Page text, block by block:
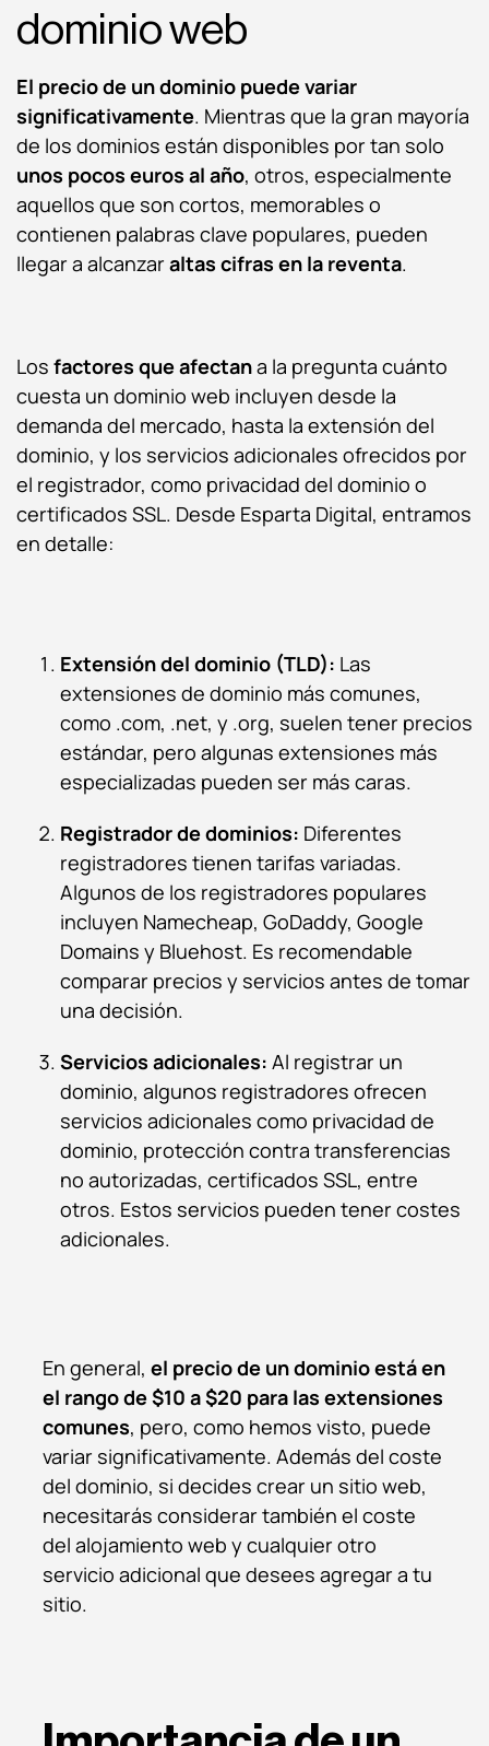
dominio web
El precio de un dominio puede variar
significativamente. Mientras que la gran mayoría
de los dominios están disponibles por tan solo
unos pocos euros al año, otros, especialmente
aquellos que son cortos, memorables o
contienen palabras clave populares, pueden
llegar a alcanzar altas cifras en la reventa.
Los factores que afectana la pregunta cuánto
cuesta un dominio web incluyen desde la
demanda del mercado, hasta la extensión del
dominio, y los servicios adicionales ofrecidos por
el registrador, como privacidad del dominio o
certificados SSL. Desde Esparta Digital, entramos
en detalle:
Extensión del dominio (TLD): Las
extensiones de dominio más comunes,
como .com, .net, y .org, suelen tener precios
estándar, pero algunas extensiones más
especializadas pueden ser más caras.
Registrador de dominios: Diferentes
registradores tienen tarifas variadas.
Algunos de los registradores populares
incluyen Namecheap, GoDaddy, Google
Domains y Bluehost. Es recomendable
comparar precios y servicios antes de tomar
una decisión.
Servicios adicionales: Al registrar un
dominio, algunos registradores ofrecen
servicios adicionales como privacidad de
dominio, protección contra transferencias
no autorizadas, certificados SSL, entre
otros. Estos servicios pueden tener costes
adicionales.
En general, el precio de un dominio está en
el rango de $10 a $20 para las extensiones
comunes, pero, como hemos visto, puede
variar significativamente. Además del coste
del dominio, si decides crear un sitio web,
necesitarás considerar también el coste
del alojamiento web y cualquier otro
servicio adicional que desees agregar a tu
sitio.